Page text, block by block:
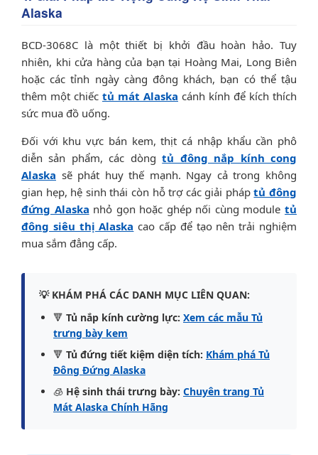
Alaska
BCD-3068C là một thiết bị khởi đầu hoàn hảo. Tuy
nhiên, khi cửa hàng của bạn tại Hoàng Mai, Long Biên
hoặc các tỉnh ngày càng đông khách, bạn có thể tậu
thêm một chiếc tủ mát Alaska cánh kính để kích thích
sức mua đồ uống.
Đối với khu vực bán kem, thịt cá nhập khẩu cần phô
diễn sản phẩm, các dòngtủ đông nắp kính cong
Alaska sẽ phát huy thế mạnh. Ngay cả trong không
gian hẹp, hệ sinh thái còn hỗ trợ các giải pháptủ đông
đứng Alaska nhỏ gọn hoặc ghép nối cùng moduletủ
đông siêu thị Alaska cao cấp để tạo nên trải nghiệm
mua sắm đẳng cấp.
💡 KHÁM PHÁ CÁC DANH MỤC LIÊN QUAN:
🔻 Tủ nắp kính cường lực: Xem các mẫu Tủ
trưng bày kem
🔻 Tủ đứng tiết kiệm diện tích: Khám phá Tủ
Đông Đứng Alaska
🧊 Hệ sinh thái trưng bày: Chuyên trang Tủ
Mát Alaska Chính Hãng